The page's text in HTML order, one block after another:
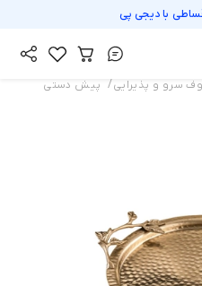
بادیجی پی
سرو و پذیرایی/ پیش دستی